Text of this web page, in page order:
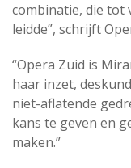
combinatie, die tot
leidde”, schrijft
“Opera Zuid is
haar inzet,
niet-aflatende
kans te geven en
maken.”